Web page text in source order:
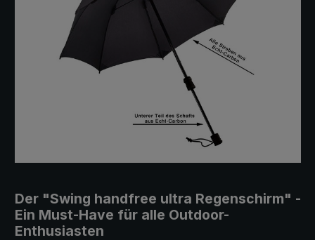
Der "Swing handfree ultra Regenschirm" -
Ein Must-Have für alle Outdoor-
Enthusiasten